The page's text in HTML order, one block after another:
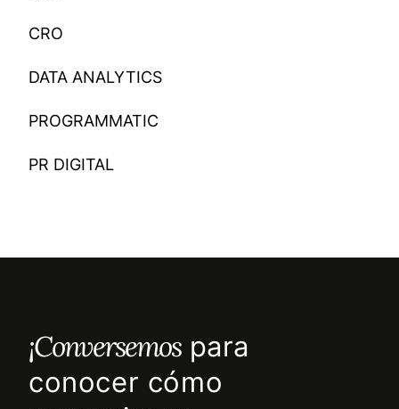
CRO
DATA ANALYTICS
PROGRAMMATIC
PR DIGITAL
¡Conversemospara
conocer cómo